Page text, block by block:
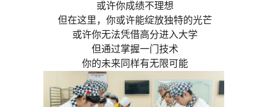
或许你成绩不理想
但在这里，你或许能绽放独特的光芒
或许你无法凭借高分进入大学
但通过掌握一门技术
你的未来同样有无限可能